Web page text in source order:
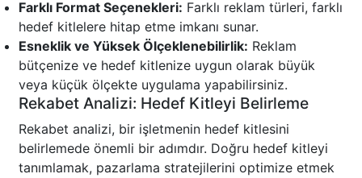
Farklı Format Seçenekleri: Farklı reklam türleri, farklı
hedef kitlelere hitap etme imkanı sunar.
Esneklik ve Yüksek Ölçeklenebilirlik: Reklam
bütçenize ve hedef kitlenize uygun olarak büyük
veya küçük ölçekte uygulama yapabilirsiniz.
Rekabet Analizi: Hedef Kitleyi Belirleme
Rekabet analizi, bir işletmenin hedef kitlesini
belirlemede önemli bir adımdır. Doğru hedef kitleyi
tanımlamak, pazarlama stratejilerini optimize etmek